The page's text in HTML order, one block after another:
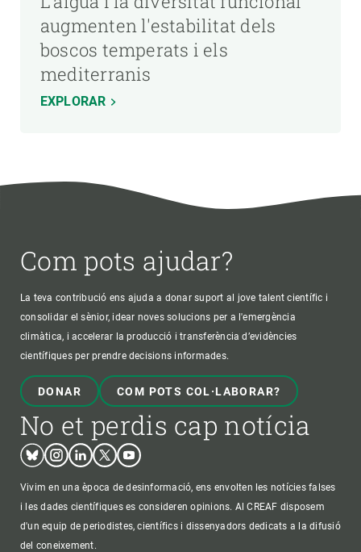
augmenten l'estabilitat dels
boscos temperats i els
mediterranis
EXPLORAR
Com pots ajudar?
La teva contribució ens ajuda a donar suport al jove talent científic i
consolidar el sènior, idear noves solucions per a l'emergència
climàtica, i accelerar la producció i transferència d’evidències
científiques per prendre decisions informades.
DONAR COM POTS COL·LABORAR?
No et perdis cap notícia
BlueskyInstagram
LinkedinTwitterYoutube
Vivim en una època de desinformació, ens envolten les notícies falses
i les dades científiques es consideren opinions. Al CREAF disposem
d'un equip de periodistes, científics i dissenyadors dedicats a la difusió
del coneixement.